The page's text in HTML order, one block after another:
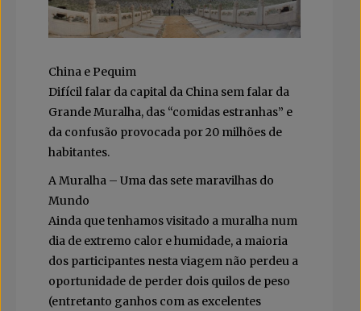
China e Pequim
Difícil falar da capital da China sem falar da
Grande Muralha, das “comidas estranhas” e
da confusão provocada por 20 milhões de
habitantes.
A Muralha – Uma das sete maravilhas do
Mundo
Ainda que tenhamos visitado a muralha num
dia de extremo calor e humidade, a maioria
dos participantes nesta viagem não perdeu a
oportunidade de perder dois quilos de peso
(entretanto ganhos com as excelentes